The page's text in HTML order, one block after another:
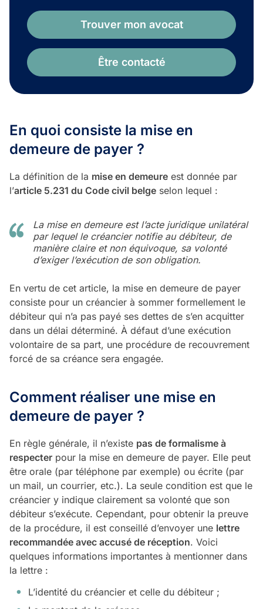
Trouver mon avocat
Être contacté
En quoi consiste la mise en
demeure de payer ?
La définition de la mise en demeure est donnée par
l’article 5.231 du Code civil belge selon lequel :
La mise en demeure est l’acte juridique unilatéral
par lequel le créancier notifie au débiteur, de
manière claire et non équivoque, sa volonté
d’exiger l’exécution de son obligation.
En vertu de cet article, la mise en demeure de payer
consiste pour un créancier à sommer formellement le
débiteur qui n’a pas payé ses dettes de s’en acquitter
dans un délai déterminé. À défaut d’une exécution
volontaire de sa part, une procédure de recouvrement
forcé de sa créance sera engagée.
Comment réaliser une mise en
demeure de payer ?
En règle générale, il n’existe pas de formalisme à
respecter pour la mise en demeure de payer. Elle peut
être orale (par téléphone par exemple) ou écrite (par
un mail, un courrier, etc.). La seule condition est que le
créancier y indique clairement sa volonté que son
débiteur s’exécute. Cependant, pour obtenir la preuve
de la procédure, il est conseillé d’envoyer une lettre
recommandée avec accusé de réception. Voici
quelques informations importantes à mentionner dans
la lettre :
L’identité du créancier et celle du débiteur ;